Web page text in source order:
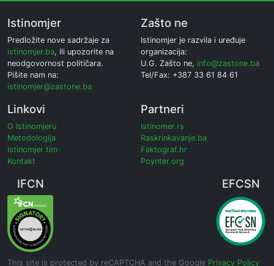
Istinomjer
Predložite nove sadržaje za
istinomjer.ba, ili upozorite na
neodgovornost političara.
Pišite nam na:
istinomjer@zastone.ba
Zašto ne
Istinomjer je razvila i uređuje
organizacija:
U.G. Zašto ne, info@zastone.ba
Tel/Fax: +387 33 61 84 61
Linkovi
O Istinomjeru
Metodologija
Istinomjer tim
Kontakt
Partneri
Istinomer.rs
Raskrinkavanje.ba
Faktograf.hr
Poynter.org
IFCN EFCSN
This site is protected by reCAPTCHA and the Google Privacy Policy